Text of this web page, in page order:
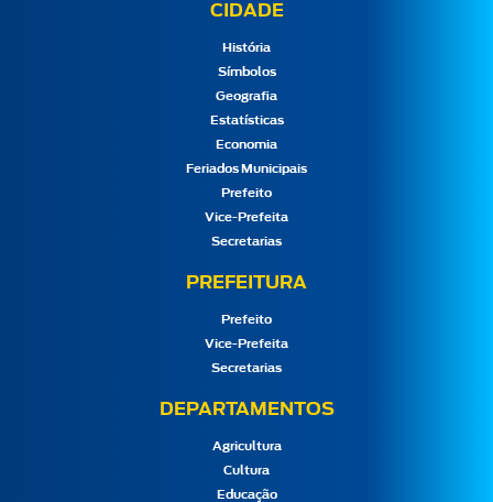
CIDADE
História
Símbolos
Geografia
Estatísticas
Economia
Feriados Municipais
Prefeito
Vice-Prefeita
Secretarias
PREFEITURA
Prefeito
Vice-Prefeita
Secretarias
DEPARTAMENTOS
Agricultura
Cultura
Educação